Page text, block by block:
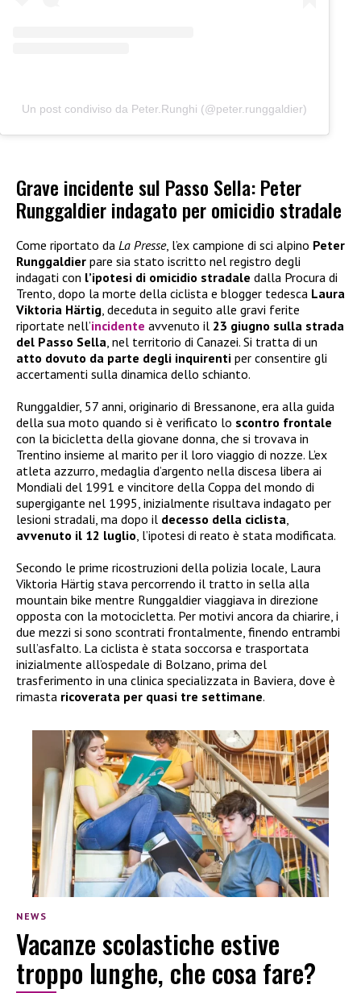
Un post condiviso da Peter.Runghi (@peter.runggaldier)
Grave incidente sul Passo Sella: Peter
Runggaldier indagato per omicidio stradale
Come riportato da La Presse, l’ex campione di sci alpino Peter
Runggaldier pare sia stato iscritto nel registro degli
indagati con l’ipotesi di omicidio stradale dalla Procura di
Trento, dopo la morte della ciclista e blogger tedesca Laura
Viktoria Härtig , deceduta in seguito alle gravi ferite
riportate nell’incidente avvenuto il 23 giugno sulla strada
del Passo Sella , nel territorio di Canazei. Si tratta di un
atto dovuto da parte degli inquirenti per consentire gli
accertamenti sulla dinamica dello schianto.
Runggaldier, 57 anni, originario di Bressanone, era alla guida
della sua moto quando si è verificato lo scontro frontale
con la bicicletta della giovane donna, che si trovava in
Trentino insieme al marito per il loro viaggio di nozze. L’ex
atleta azzurro, medaglia d’argento nella discesa libera ai
Mondiali del 1991 e vincitore della Coppa del mondo di
supergigante nel 1995, inizialmente risultava indagato per
lesioni stradali, ma dopo il decesso della ciclista
avvenuto il 12 luglio , l’ipotesi di reato è stata modificata.
Secondo le prime ricostruzioni della polizia locale, Laura
Viktoria Härtig stava percorrendo il tratto in sella alla
mountain bike mentre Runggaldier viaggiava in direzione
opposta con la motocicletta. Per motivi ancora da chiarire, i
due mezzi si sono scontrati frontalmente, finendo entrambi
sull’asfalto. La ciclista è stata soccorsa e trasportata
inizialmente all’ospedale di Bolzano, prima del
trasferimento in una clinica specializzata in Baviera, dove è
rimasta ricoverata per quasi tre settimane.
NEWS
Vacanze scolastiche estive
troppo lunghe, che cosa fare?